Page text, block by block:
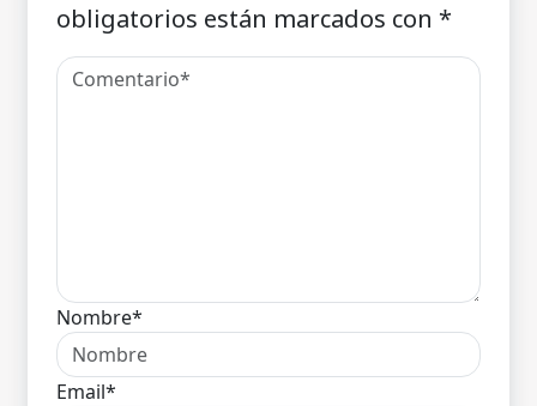
obligatorios están marcados con *
Nombre*
Email*